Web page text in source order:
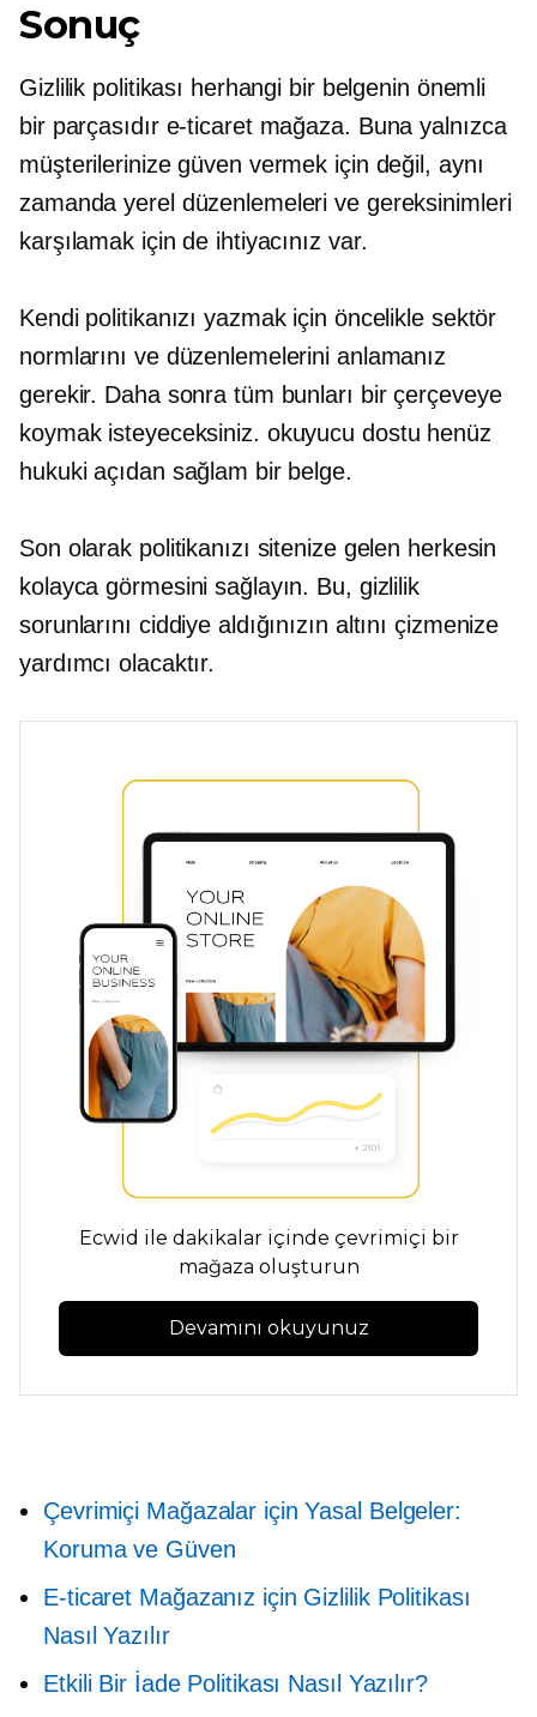
Sonuç
Gizlilik politikası herhangi bir belgenin önemli
bir parçasıdır e-ticaretmağaza. Buna yalnızca
müşterilerinize güven vermek için değil, aynı
zamanda yerel düzenlemeleri ve gereksinimleri
karşılamak için de ihtiyacınız var.
Kendi politikanızı yazmak için öncelikle sektör
normlarını ve düzenlemelerini anlamanız
gerekir. Daha sonra tüm bunları bir çerçeveye
koymak isteyeceksiniz. okuyucu dostu henüz
hukuki açıdan sağlam bir belge.
Son olarak politikanızı sitenize gelen herkesin
kolayca görmesini sağlayın. Bu, gizlilik
sorunlarını ciddiye aldığınızın altını çizmenize
yardımcı olacaktır.
Ecwid ile dakikalar içinde çevrimiçi bir
mağaza oluşturun
Devamını okuyunuz
Çevrimiçi Mağazalar için Yasal Belgeler:
Koruma ve Güven
E-ticaret Mağazanız için Gizlilik Politikası
Nasıl Yazılır
Etkili Bir İade Politikası Nasıl Yazılır?